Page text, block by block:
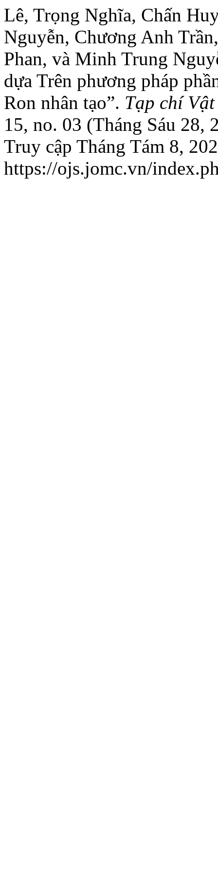
Lê, Trọng Nghĩa, Chấn
Nguyễn, Chương Anh
Phan, và Minh Trung
dựa Trên phương pháp
Ron nhân tạo”. Tạp chí
15, no. 03 (Tháng Sáu 28,
Truy cập Tháng Tám 8,
https://ojs.jomc.vn/